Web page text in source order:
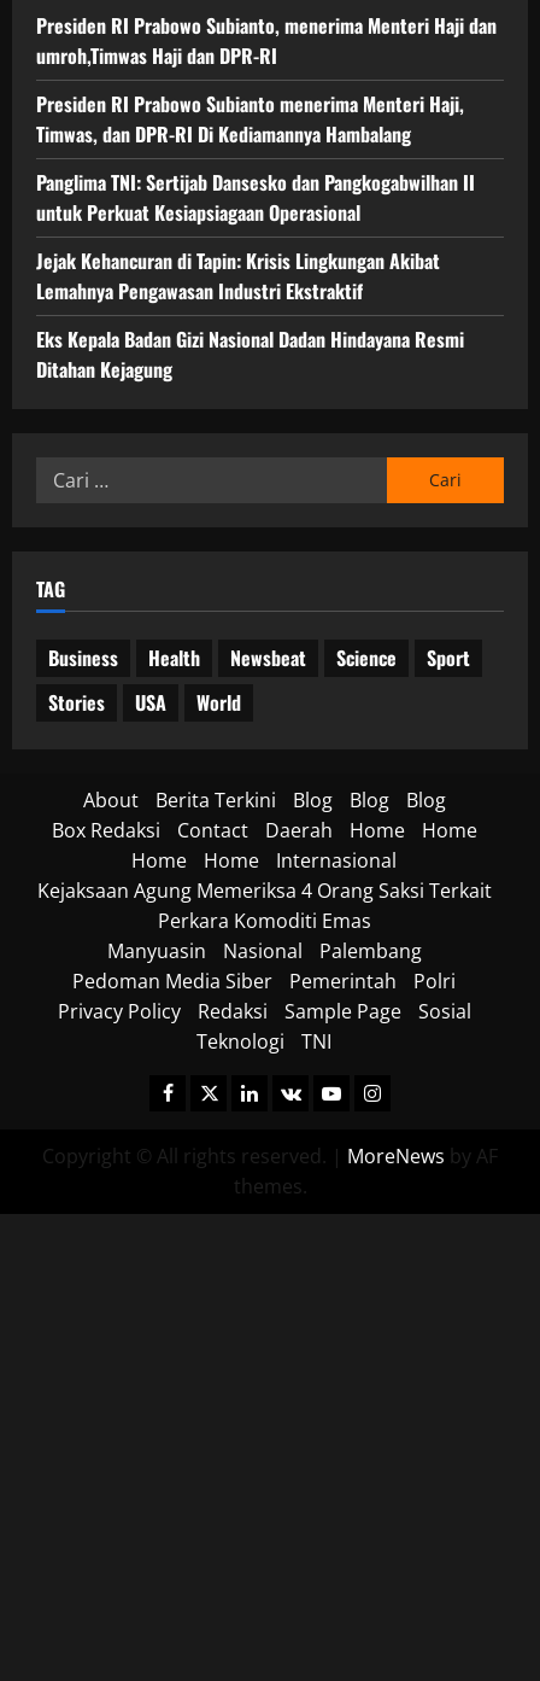
Presiden RI Prabowo Subianto, menerima Menteri Haji dan
umroh,Timwas Haji dan DPR-RI
Presiden RI Prabowo Subianto menerima Menteri Haji,
Timwas, dan DPR-RI Di Kediamannya Hambalang
Panglima TNI: Sertijab Dansesko dan Pangkogabwilhan II
untuk Perkuat Kesiapsiagaan Operasional
Jejak Kehancuran di Tapin: Krisis Lingkungan Akibat
Lemahnya Pengawasan Industri Ekstraktif
Eks Kepala Badan Gizi Nasional Dadan Hindayana Resmi
Ditahan Kejagung
Cari
TAG
Business Health Newsbeat Science
Sport
Stories
USA World
About Berita Terkini Blog Blog
Blog
Box Redaksi
Contact Daerah Home
Home
Home
Home
Internasional
Kejaksaan Agung Memeriksa 4 Orang Saksi Terkait
Perkara Komoditi Emas
Manyuasin
Nasional
Palembang
Pedoman Media Siber
Pemerintah
Polri
Privacy Policy
Redaksi Sample Page
Sosial
Teknologi
TNI
Facebook
TwitterLinkedin
VK YoutubeInstagram
Copyright © All rights reserved. | MoreNews by AF
themes.